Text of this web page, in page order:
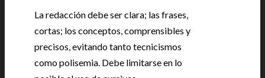
La redacción debe ser clara; las frases,
cortas; los conceptos, comprensibles y
precisos, evitando tanto tecnicismos
como polisemia. Debe limitarse en lo